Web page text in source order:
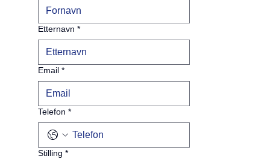
Etternavn *
Email *
Telefon *
Stilling *